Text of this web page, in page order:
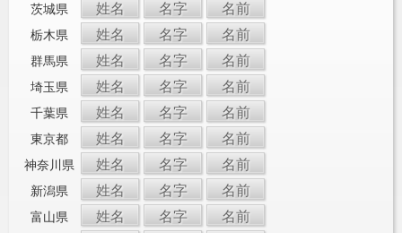
茨城県 姓名 名字 名前
栃木県 姓名 名字 名前
群馬県 姓名 名字 名前
埼玉県 姓名 名字 名前
千葉県 姓名 名字 名前
東京都 姓名 名字 名前
神奈川県 姓名 名字 名前
新潟県 姓名 名字 名前
富山県 姓名 名字 名前